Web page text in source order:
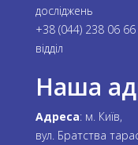
досліджень
+38 (044) 238 06 66
відділ
Наша
Адреса: м. Київ,
вул. Братства